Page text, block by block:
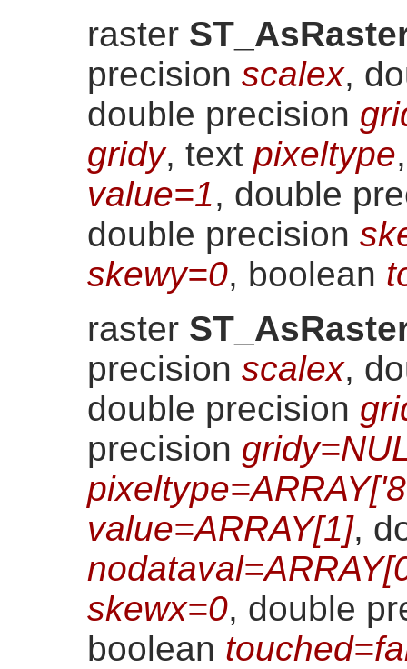
raster
precision scalex,
double precision
gridy, text pixeltype
value=1, double
double precision
skewy=0, boolean
raster
precision scalex,
double precision
precision
value=ARRAY[1],
skewx=0, double
boolean